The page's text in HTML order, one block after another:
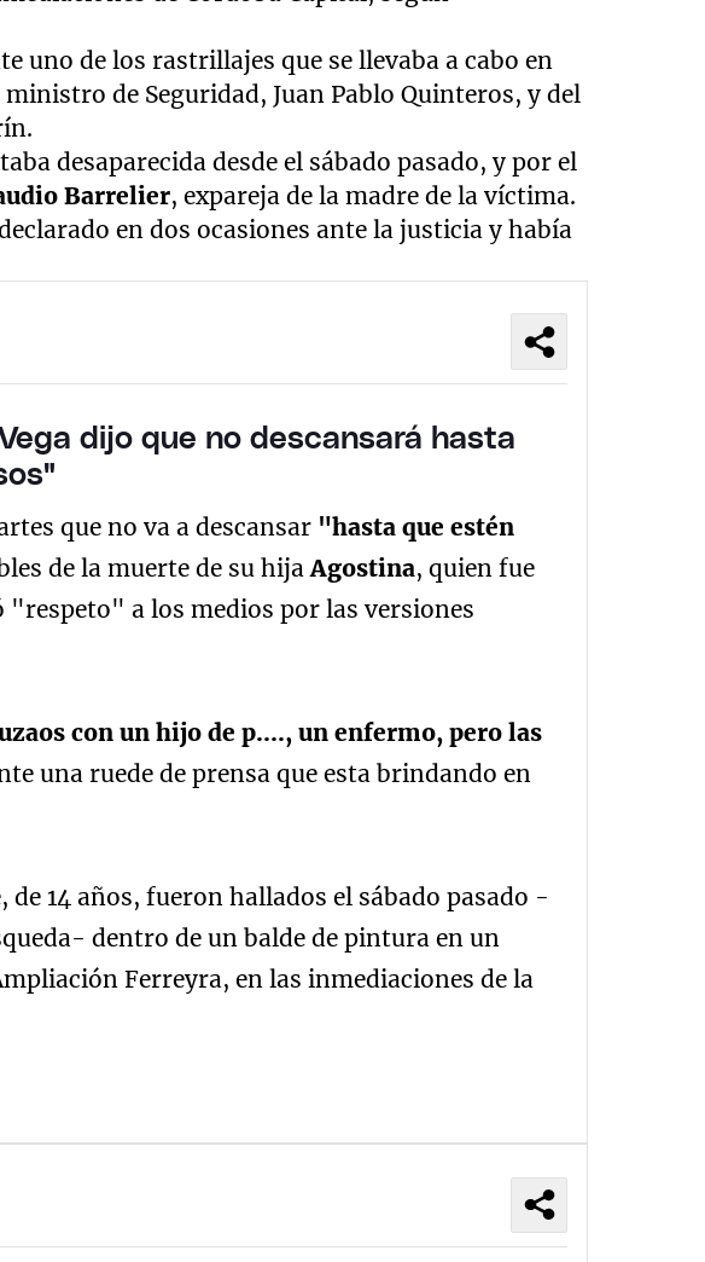
uno de los rastrillajes que se llevaba a cabo en
de Seguridad, Juan Pablo Quinteros, y del
desaparecida desde el sábado pasado, y por el
Barrelier, expareja de la madre de la víctima.
en dos ocasiones ante la justicia y había
dijo que no descansará hasta
que no va a descansar "hasta que estén
de la muerte de su hijaAgostina, quien fue
"respeto" a los medios por las versiones
con un hijo de p...., un enfermo, pero las
una ruede de prensa que esta brindando en
de 14 años, fueron hallados el sábado pasado -
dentro de un balde de pintura en un
Ferreyra, en las inmediaciones de la